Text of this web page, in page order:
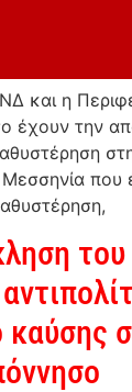
και η
έχουν την
που
καύσης